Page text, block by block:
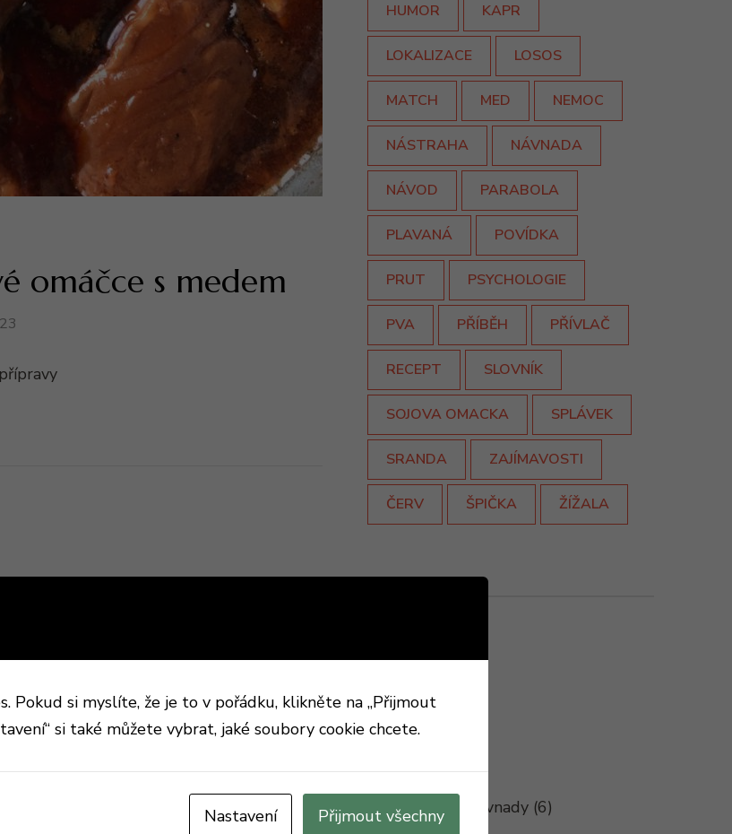
omáčce s medem
HUMOR KAPR
LOKALIZACE LOSOS
MATCH MED NEMOC
NÁSTRAHA NÁVNADA
NÁVOD PARABOLA
PLAVANÁ POVÍDKA
PRUT PSYCHOLOGIE
PVA PŘÍBĚH PŘÍVLAČ
RECEPT SLOVNÍK
SOJOVA OMACKA SPLÁVEK
SRANDA ZAJÍMAVOSTI
ČERV ŠPIČKA ŽÍŽALA
Historie
Nápady(11)
Nástrahy a návnady (6)
Pokud si myslíte, že je to v pořádku, klikněte na „Přijmout
si také můžete vybrat, jaké soubory cookie chcete.
Nastavení Přijmout všechny